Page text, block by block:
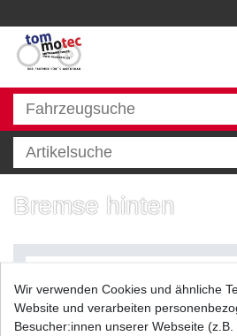
Bremse hinten
Wir verwenden Cookies und ähnliche
Website und verarbeiten
Besucher:innen unserer Webseite (z.B.